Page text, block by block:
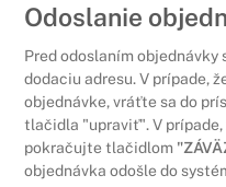
Odoslanie
Pred odoslaním
dodaciu adresu. V prípade,
objednávke, vráťte sa do
tlačidla "upraviť". V prípade,
pokračujte tlačidlom
objednávka odošle do